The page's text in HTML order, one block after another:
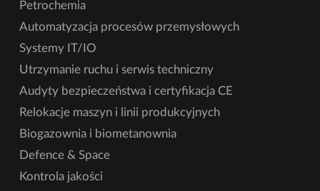
Petrochemia
Automatyzacja procesów przemysłowych
Systemy IT/IO
Utrzymanie ruchu i serwis techniczny
Audyty bezpieczeństwa i certyfikacja CE
Relokacje maszyn i linii produkcyjnych
Biogazownia i biometanownia
Defence & Space
Kontrola jakości